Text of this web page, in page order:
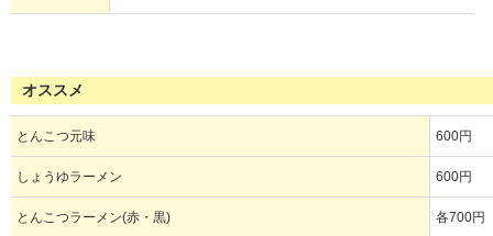
オススメ
とんこつ元味 600円
しょうゆラーメン 600円
とんこつラーメン(赤・黒) 各700円